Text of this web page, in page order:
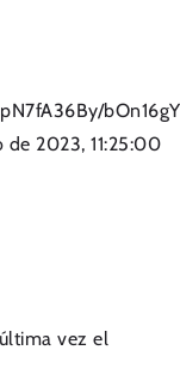
2023, 11:25:00
vez el